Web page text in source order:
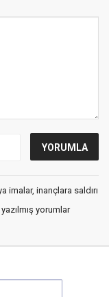
imalar, inançlara saldırı
yorumlar